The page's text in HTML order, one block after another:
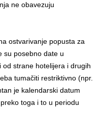
ne obavezuju
ostvarivanje popusta za
su posebno date u
strane hotelijera i drugih
tumačiti restriktivno (npr.
je kalendarski datum
toga i to u periodu